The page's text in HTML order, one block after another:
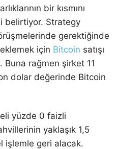
bir kısmını
belirtiyor. Strategy
gerektiğinde
için Bitcoin satışı
Buna rağmen şirket 11
dolar değerinde Bitcoin
yüzde 0 faizli
yaklaşık 1,5
işlemle geri alacak.